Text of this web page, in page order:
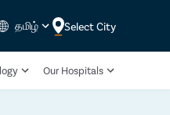
தமிழ் Select City
Our Hospitals